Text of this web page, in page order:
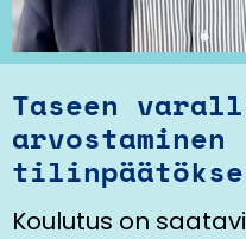
Taseen
arvostaminen
Koulutus on